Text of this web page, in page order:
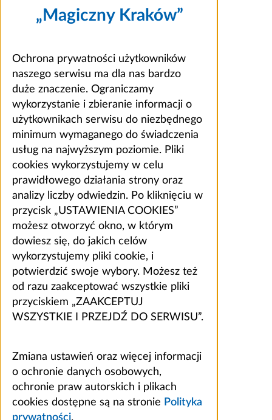
„Magiczny Kraków”
Ochrona prywatności użytkowników
naszego serwisu ma dla nas bardzo
duże znaczenie. Ograniczamy
wykorzystanie i zbieranie informacji o
użytkownikach serwisu do niezbędnego
minimum wymaganego do świadczenia
usług na najwyższym poziomie. Pliki
cookies wykorzystujemy w celu
prawidłowego działania strony oraz
analizy liczby odwiedzin. Po kliknięciu w
przycisk „USTAWIENIA COOKIES”
możesz otworzyć okno, w którym
dowiesz się, do jakich celów
wykorzystujemy pliki cookie, i
potwierdzić swoje wybory. Możesz też
od razu zaakceptować wszystkie pliki
przyciskiem „ZAAKCEPTUJ
WSZYSTKIE I PRZEJDŹ DO SERWISU”.
Zmiana ustawień oraz więcej informacji
o ochronie danych osobowych,
ochronie praw autorskich i plikach
cookies dostępne są na stronie Polityka
prywatności.